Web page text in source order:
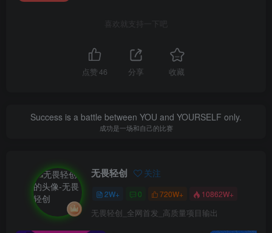
喜欢就支持一下吧
点赞46 分享 收藏
Success is a battle between YOU and YOURSELF only.
成功是一场和自己的比赛
无畏轻创 关注
2W+ 0 720W+ 10862W+
无畏轻创_全网首发_高质量项目输出